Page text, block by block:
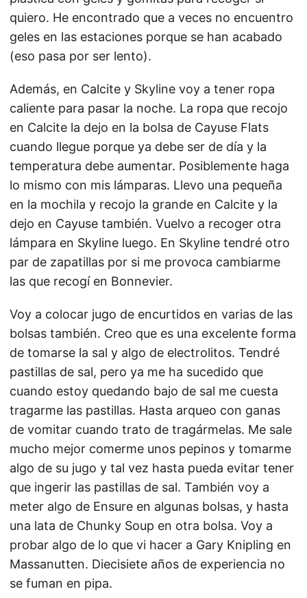
quiero. He encontrado que a veces no encuentro
geles en las estaciones porque se han acabado
(eso pasa por ser lento).
Además, en Calcite y Skyline voy a tener ropa
caliente para pasar la noche. La ropa que recojo
en Calcite la dejo en la bolsa de Cayuse Flats
cuando llegue porque ya debe ser de día y la
temperatura debe aumentar. Posiblemente haga
lo mismo con mis lámparas. Llevo una pequeña
en la mochila y recojo la grande en Calcite y la
dejo en Cayuse también. Vuelvo a recoger otra
lámpara en Skyline luego. En Skyline tendré otro
par de zapatillas por si me provoca cambiarme
las que recogí en Bonnevier.
Voy a colocar jugo de encurtidos en varias de las
bolsas también. Creo que es una excelente forma
de tomarse la sal y algo de electrolitos. Tendré
pastillas de sal, pero ya me ha sucedido que
cuando estoy quedando bajo de sal me cuesta
tragarme las pastillas. Hasta arqueo con ganas
de vomitar cuando trato de tragármelas. Me sale
mucho mejor comerme unos pepinos y tomarme
algo de su jugo y tal vez hasta pueda evitar tener
que ingerir las pastillas de sal. También voy a
meter algo de Ensure en algunas bolsas, y hasta
una lata de Chunky Soup en otra bolsa. Voy a
probar algo de lo que vi hacer a Gary Knipling en
Massanutten. Diecisiete años de experiencia no
se fuman en pipa.